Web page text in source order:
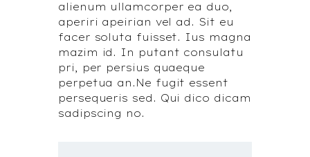
alienum ullamcorper ea duo,
aperiri apeirian vel ad. Sit eu
facer soluta fuisset. Ius magna
mazim id. In putant consulatu
pri, per persius quaeque
perpetua an.Ne fugit essent
persequeris sed. Qui dico dicam
sadipscing no.